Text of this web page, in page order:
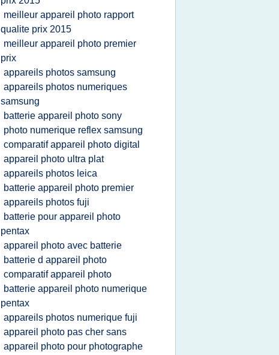
meilleur appareil photo rapport
qualite prix 2015
meilleur appareil photo premier
prix
appareils photos samsung
appareils photos numeriques
samsung
batterie appareil photo sony
photo numerique reflex samsung
comparatif appareil photo digital
appareil photo ultra plat
appareils photos leica
batterie appareil photo premier
appareils photos fuji
batterie pour appareil photo
pentax
appareil photo avec batterie
batterie d appareil photo
comparatif appareil photo
batterie appareil photo numerique
pentax
appareils photos numerique fuji
appareil photo pas cher sans
appareil photo pour photographe